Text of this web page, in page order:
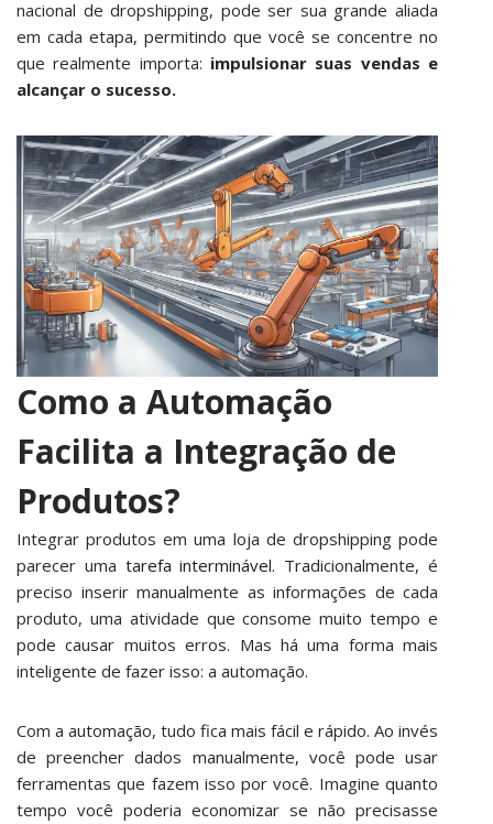
nacional de dropshipping, pode ser sua grande aliada
em cada etapa, permitindo que você se concentre no
que realmente importa: impulsionar suas vendas e
alcançar o sucesso.
Como a Automação
Facilita a Integração de
Produtos?
Integrar produtos em uma loja de dropshipping pode
parecer uma tarefa interminável. Tradicionalmente, é
preciso inserir manualmente as informações de cada
produto, uma atividade que consome muito tempo e
pode causar muitos erros. Mas há uma forma mais
inteligente de fazer isso: a automação.
Com a automação, tudo fica mais fácil e rápido. Ao invés
de preencher dados manualmente, você pode usar
ferramentas que fazem isso por você. Imagine quanto
tempo você poderia economizar se não precisasse